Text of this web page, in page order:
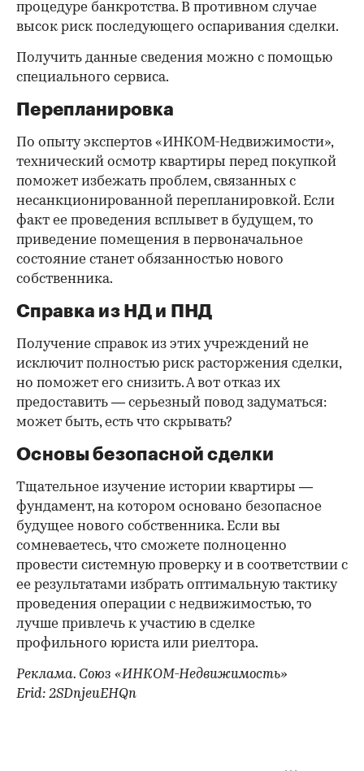
процедуре банкротства. В противном случае
высок риск последующего оспаривания сделки.
Получить данные сведения можно с помощью
специального сервиса.
Перепланировка
По опыту экспертов «ИНКОМ-Недвижимости»,
технический осмотр квартиры перед покупкой
поможет избежать проблем, связанных с
несанкционированной перепланировкой. Если
факт ее проведения всплывет в будущем, то
приведение помещения в первоначальное
состояние станет обязанностью нового
собственника.
Справка из НД и ПНД
Получение справок из этих учреждений не
исключит полностью риск расторжения сделки,
но поможет его снизить. А вот отказ их
предоставить — серьезный повод задуматься:
может быть, есть что скрывать?
Основы безопасной сделки
Тщательное изучение истории квартиры —
фундамент, на котором основано безопасное
будущее нового собственника. Если вы
сомневаетесь, что сможете полноценно
провести системную проверку и в соответствии с
ее результатами избрать оптимальную тактику
проведения операции с недвижимостью, то
лучше привлечь к участию в сделке
профильного юриста или риелтора.
Реклама. Союз «ИНКОМ-Недвижимость»
Erid: 2SDnjeuEHQn